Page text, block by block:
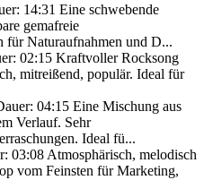
14:31 Eine schwebende
gemafreie
für Naturaufnahmen und D...
02:15 Kraftvoller Rocksong
mitreißend, populär. Ideal für
04:15 Eine Mischung aus
Verlauf. Sehr
Ideal fü...
03:08 Atmosphärisch, melodisch
vom Feinsten für Marketing,